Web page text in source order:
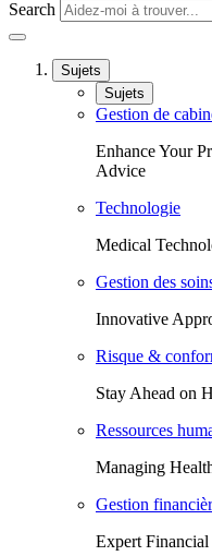
Search
Sujets
Sujets
Gestion de
Enhance Your
Advice
Technologie
Medical
Gestion des
Innovative
Risque &
Stay Ahead on
Ressources
Managing
Gestion
Expert